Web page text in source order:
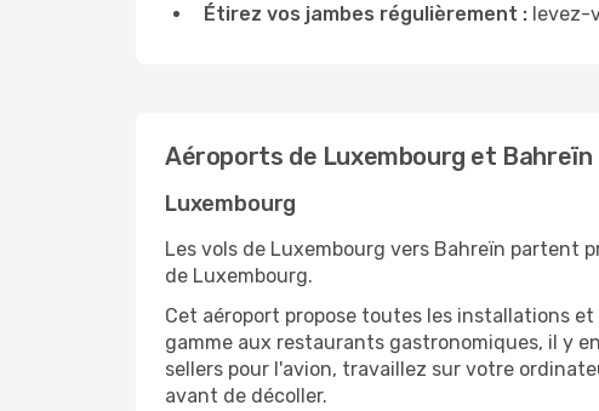
Étirez vos jambes régulièrement : levez-
Aéroports de Luxembourg et Bahreïn
Luxembourg
Les vols de Luxembourg vers Bahreïn partent
de Luxembourg.
Cet aéroport propose toutes les installations
gamme aux restaurants gastronomiques, il y
sellers pour l'avion, travaillez sur votre
avant de décoller.